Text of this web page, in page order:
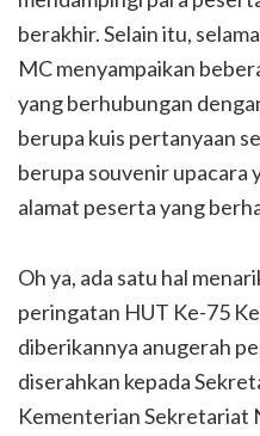
berakhir. Selain itu,
MC menyampaikan
yang berhubungan
berupa kuis pertanyaan
berupa souvenir upacara
alamat peserta yang
Oh ya, ada satu hal
peringatan HUT Ke-75
diberikannya anugerah
diserahkan kepada
Kementerian Sekretariat